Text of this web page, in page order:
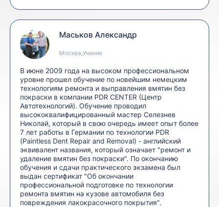
Маськов Александр
Москва,Ученик
В июне 2009 года на высоком профессиональном
уровне прошел обучение по новейшим немецким
технологиям ремонта и выправления вмятин без
покраски в компании PDR CENTER (Центр
Автотехнологий). Обучение проводил
высококвалифицированный мастер Селезнев
Николай, который в свою очередь имеет опыт более
7 лет работы в Германии по технологии PDR
(Paintless Dent Repair and Removal) - английский
эквивалент названия, который означает "ремонт и
удаление вмятин без покраски". По окончанию
обучения и сдачи практического экзамена был
выдан сертификат "Об окончании
профессиональной подготовке по технологии
ремонта вмятин на кузове автомобиля без
повреждения лакокрасочного покрытия".